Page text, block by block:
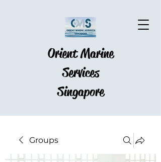
Orient Marine
Services
Singapore
Groups